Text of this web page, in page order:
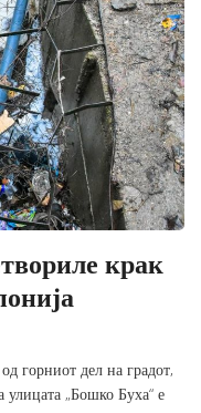
крак
горниот дел на градот,
улицата „Бошко Буха“ е